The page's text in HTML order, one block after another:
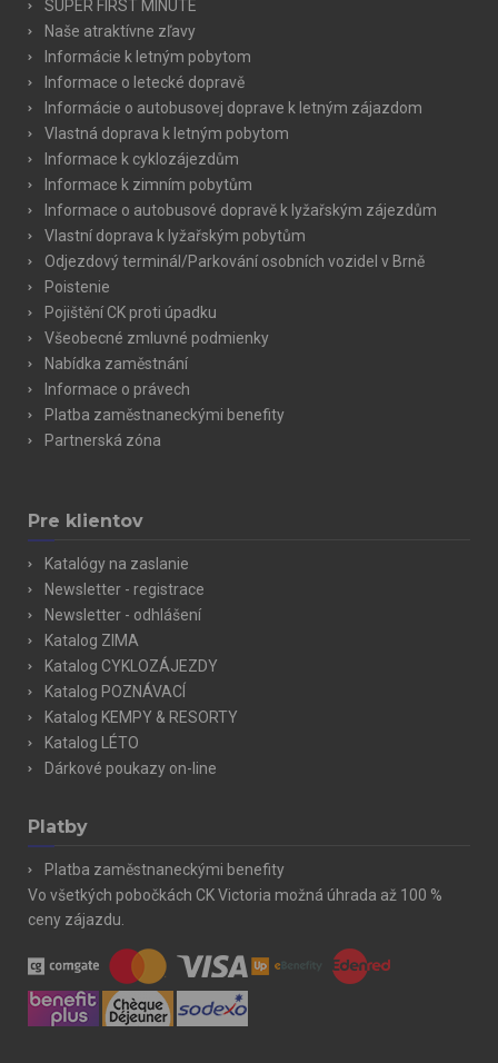
SUPER FIRST MINUTE
Naše atraktívne zľavy
Informácie k letným pobytom
Informace o letecké dopravě
Informácie o autobusovej doprave k letným zájazdom
Vlastná doprava k letným pobytom
Informace k cyklozájezdům
Informace k zimním pobytům
Informace o autobusové dopravě k lyžařským zájezdům
Vlastní doprava k lyžařským pobytům
Odjezdový terminál/Parkování osobních vozidel v Brně
Poistenie
Pojištění CK proti úpadku
Všeobecné zmluvné podmienky
Nabídka zaměstnání
Informace o právech
Platba zaměstnaneckými benefity
Partnerská zóna
Pre klientov
Katalógy na zaslanie
Newsletter - registrace
Newsletter - odhlášení
Katalog ZIMA
Katalog CYKLOZÁJEZDY
Katalog POZNÁVACÍ
Katalog KEMPY & RESORTY
Katalog LÉTO
Dárkové poukazy on-line
Platby
Platba zaměstnaneckými benefity
Vo všetkých pobočkách CK Victoria možná úhrada až 100 %
ceny zájazdu.